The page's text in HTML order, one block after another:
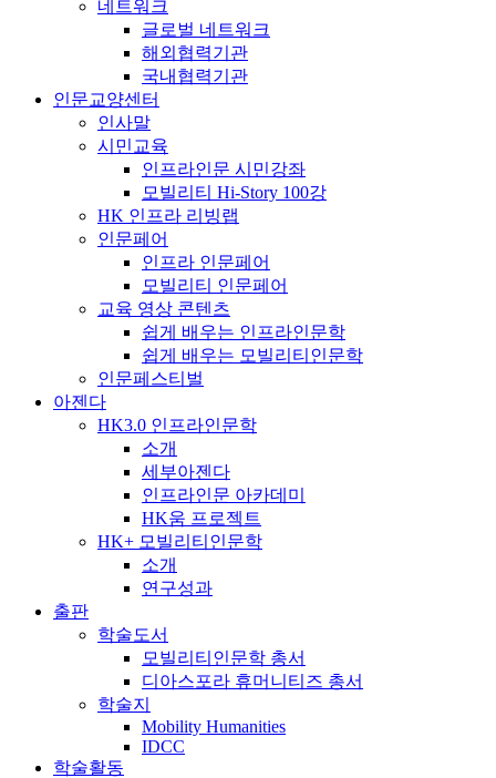
네트워크
글로벌 네트워크
해외협력기관
국내협력기관
인문교양센터
인사말
시민교육
인프라인문 시민강좌
모빌리티 Hi-Story 100강
HK 인프라 리빙랩
인문페어
인프라 인문페어
모빌리티 인문페어
교육 영상 콘텐츠
쉽게 배우는 인프라인문학
쉽게 배우는 모빌리티인문학
인문페스티벌
아젠다
HK3.0 인프라인문학
소개
세부아젠다
인프라인문 아카데미
HK움 프로젝트
HK+ 모빌리티인문학
소개
연구성과
출판
학술도서
모빌리티인문학 총서
디아스포라 휴머니티즈 총서
학술지
Mobility Humanities
IDCC
학술활동